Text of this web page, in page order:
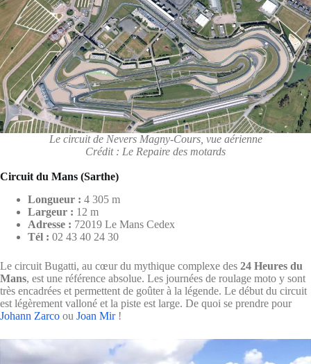
Le circuit de Nevers Magny-Cours, vue aérienne
Crédit : Le Repaire des motards
Circuit du Mans (Sarthe)
Longueur : 4 305 m
Largeur : 12 m
Adresse : 72019 Le Mans Cedex
Tél : 02 43 40 24 30
Le circuit Bugatti, au cœur du mythique complexe des 24 Heures du
Mans, est une référence absolue. Les journées de roulage moto y sont
très encadrées et permettent de goûter à la légende. Le début du circuit
est légèrement valloné et la piste est large. De quoi se prendre pour
Johann Zarco ou Joan Mir!